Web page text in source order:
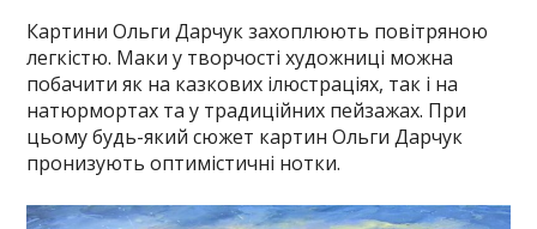
Картини Ольги Дарчук захоплюють повітряною
легкістю. Маки у творчості художниці можна
побачити як на казкових ілюстраціях, так і на
натюрмортах та у традиційних пейзажах. При
цьому будь-який сюжет картин Ольги Дарчук
пронизують оптимістичні нотки.